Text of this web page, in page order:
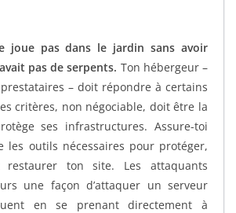
joue pas dans le jardin sans avoir
pas de serpents. Ton hébergeur –
– doit répondre à certains
critères, non négociable, doit être la
ses infrastructures. Assure-toi
les outils nécessaires pour protéger,
restaurer ton site. Les attaquants
une façon d’attaquer un serveur
en se prenant directement à